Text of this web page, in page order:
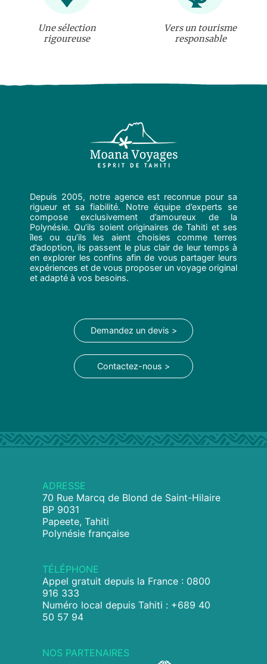
Une sélection
rigoureuse
Vers un tourisme
responsable
Depuis 2005, notre agence est reconnue pour sa
rigueur et sa fiabilité. Notre équipe d’experts se
compose exclusivement d’amoureux de la
Polynésie. Qu’ils soient originaires de Tahiti et ses
îles ou qu’ils les aient choisies comme terres
d’adoption, ils passent le plus clair de leur temps à
en explorer les confins afin de vous partager leurs
expériences et de vous proposer un voyage original
et adapté à vos besoins.
Demandez un devis >
Contactez-nous >
ADRESSE
70 Rue Marcq de Blond de Saint-Hilaire
BP 9031
Papeete, Tahiti
Polynésie française
TÉLÉPHONE
Appel gratuit depuis la France : 0800
916 333
Numéro local depuis Tahiti : +689 40
50 57 94
NOS PARTENAIRES